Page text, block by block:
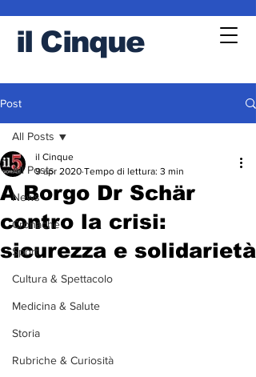
il Cinque
Post
All Posts
News
Cronache
Sport
Cultura & Spettacolo
Medicina & Salute
Storia
Rubriche & Curiosità
All Posts
A Borgo Dr Schär
contro la crisi:
sicurezza e solidarietà
il Cinque
9 apr 2020 Tempo di lettura: 3 min